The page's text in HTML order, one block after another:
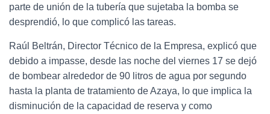
parte de unión de la tubería que sujetaba la bomba se
desprendió, lo que complicó las tareas.
Raúl Beltrán, Director Técnico de la Empresa, explicó que
debido a impasse, desde las noche del viernes 17 se dejó
de bombear alrededor de 90 litros de agua por segundo
hasta la planta de tratamiento de Azaya, lo que implica la
disminución de la capacidad de reserva y como